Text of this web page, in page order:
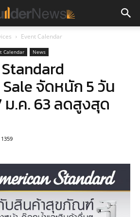
Event Calendar
Calendar News
จัดหนัก 5 วัน
ม.ค. 63 ลดสูงสุด
1359